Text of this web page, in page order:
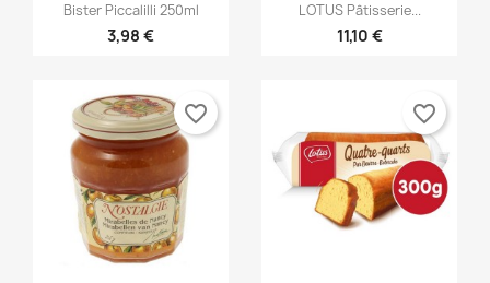
Snabbvy
Bister Piccalilli 250ml
3,98 €
Snabbvy
LOTUS Pâtisserie...
11,10 €
favorite_border favorite_border